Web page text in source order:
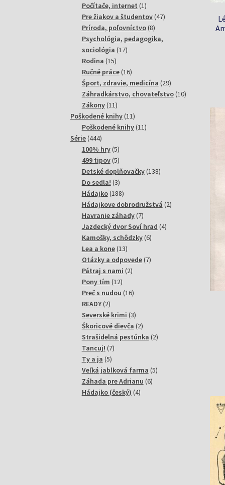
produktov
Počítače, internet 11
produkt
Pre žiakov a študentov 4747
Príroda, poľovníctvo 88
produktov
Psychológia, pedagogika,
sociológia 1717
Rodina 1515
produktov
Ručné práce 1616
produktov
Šport, zdravie, medicína 2929
produktov
Záhradkárstvo, chovateľstvo 1010
Zákony 1111
produktov
Poškodené knihy 1111
produktov
Poškodené knihy 1111
Série 444444
produktov
100% hry 55
produktov
499 tipov 55
produktov
Detské doplňovačky 138138
Do sedla! 33
produkty
Hádajko 188188
produktov
Hádajkove dobrodružstvá 22
Havranie záhady 77
produktov
Jazdecký dvor Soví hrad 44
Kamošky, schôdzky 66
Lea a kone 1313
produktov
Otázky a odpovede 77
Pátraj s nami 22
Pony tím 1212
produktov
Preč s nudou 1616
READY 22
produkty
Severské krimi 33
produkty
Škoricové dievča 22
produkty
Strašidelná pestúnka 22
Tancuj! 77
Ty a ja 55
produktov
Veľká jablková farma 55
Záhada pre Adrianu 66
Hádajko (český) 44